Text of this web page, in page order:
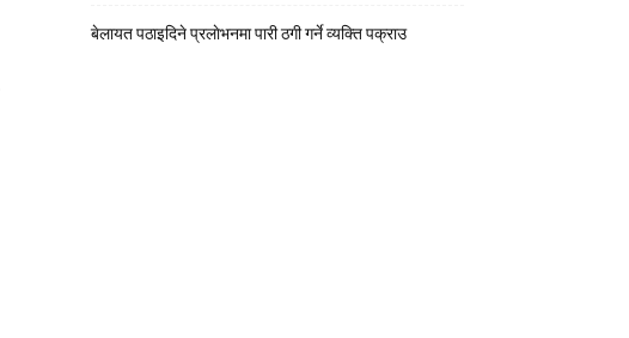
बेलायत पठाइदिने प्रलाेभनमा पारी ठगी गर्ने व्यक्ति पक्राउ